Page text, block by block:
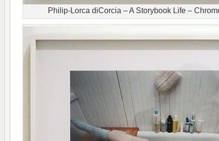
Philip-Lorca diCorcia – A Storybook Life –